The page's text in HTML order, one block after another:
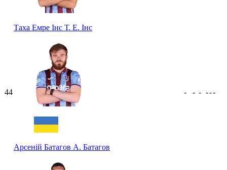
Таха Емре Інс Т. Е. Інс
44
Арсеній Батагов А. Батагов
- - - ---